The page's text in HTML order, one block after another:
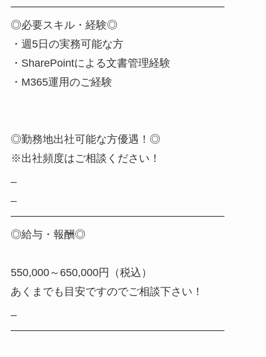
――――――――――――――――――――
◎必要スキル・経験◎
・週5日の実務可能な方
・SharePointによる文書管理経験
・M365運用のご経験
◎勤務地出社可能な方優遇！◎
※出社頻度はご相談ください！
――――――――――――――――――――
◎給与・報酬◎
550,000～650,000円（税込）
あくまでも目安ですのでご相談下さい！
――――――――――――――――――――